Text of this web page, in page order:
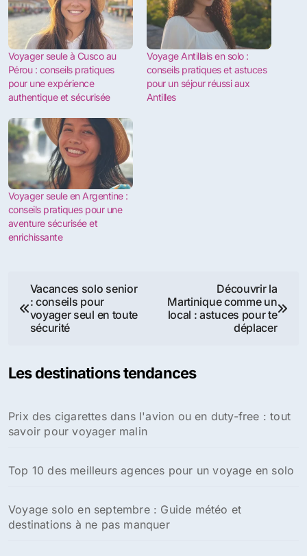
Voyager seule à Cusco au
Pérou : conseils pratiques
pour une expérience
authentique et sécurisée
Voyage Antillais en solo :
conseils pratiques et astuces
pour un séjour réussi aux
Antilles
Voyager seule en Argentine :
conseils pratiques pour une
aventure sécurisée et
enrichissante
Navigation
de
Vacances solo senior
: conseils pour
voyager seul en toute
sécurité
Découvrir la
Martinique comme un
local : astuces pour te
déplacer
Les destinations tendances
Prix des cigarettes dans l'avion ou en duty-free : tout
savoir pour voyager malin
Top 10 des meilleurs agences pour un voyage en solo
Voyage solo en septembre : Guide météo et
destinations à ne pas manquer